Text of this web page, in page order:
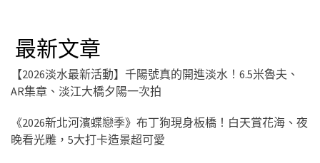
最新文章
【2026淡水最新活動】千陽號真的開進淡水！6.5米魯夫、
AR集章、淡江大橋夕陽一次拍
《2026新北河濱蝶戀季》布丁狗現身板橋！白天賞花海、夜
晚看光雕，5大打卡造景超可愛